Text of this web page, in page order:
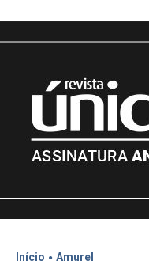
Início . Amurel